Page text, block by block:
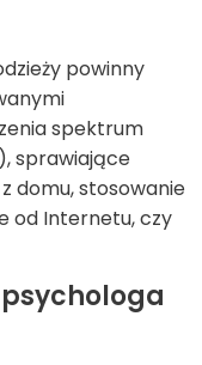
powinny
spektrum
sprawiające
domu, stosowanie
od Internetu, czy